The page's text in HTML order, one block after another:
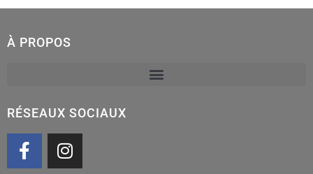
À PROPOS
RÉSEAUX SOCIAUX
F
a
I
n